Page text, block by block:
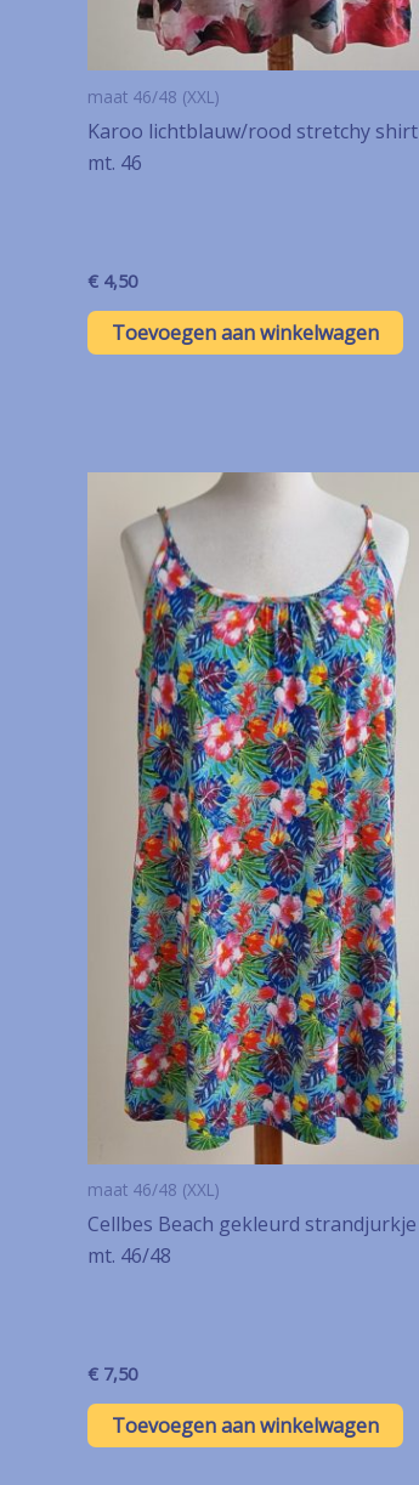
maat 46/48 (XXL)
Karoo lichtblauw/rood stretchy shirt
mt. 46
€ 4,50
Toevoegen aan winkelwagen
maat 46/48 (XXL)
Cellbes Beach gekleurd strandjurkje
mt. 46/48
€ 7,50
Toevoegen aan winkelwagen